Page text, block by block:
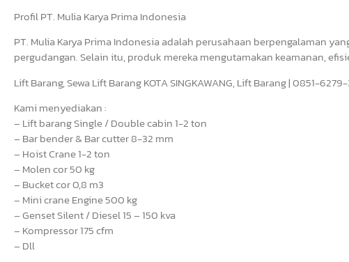
Profil PT. Mulia Karya Prima Indonesia
PT. Mulia Karya Prima Indonesia adalah perusahaan berpengalaman
pergudangan. Selain itu, produk mereka mengutamakan keamanan,
Lift Barang, Sewa Lift Barang KOTA SINGKAWANG, Lift Barang | 0851-
Kami menyediakan :
– Lift barang Single / Double cabin 1-2 ton
– Bar bender & Bar cutter 8-32 mm
– Hoist Crane 1-2 ton
– Molen cor 50 kg
– Bucket cor 0,8 m3
– Mini crane Engine 500 kg
– Genset Silent / Diesel 15 – 150 kva
– Kompressor 175 cfm
– Dll